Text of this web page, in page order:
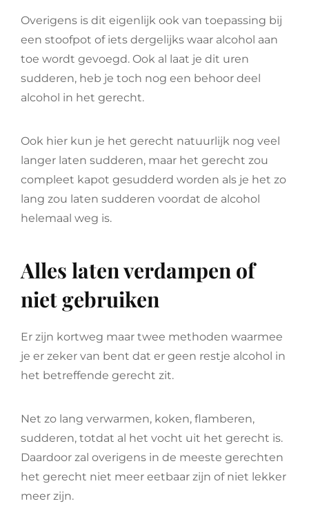
Overigens is dit eigenlijk ook van toepassing bij
een stoofpot of iets dergelijks waar alcohol aan
toe wordt gevoegd. Ook al laat je dit uren
sudderen, heb je toch nog een behoor deel
alcohol in het gerecht.
Ook hier kun je het gerecht natuurlijk nog veel
langer laten sudderen, maar het gerecht zou
compleet kapot gesudderd worden als je het zo
lang zou laten sudderen voordat de alcohol
helemaal weg is.
Alles laten verdampen of
niet gebruiken
Er zijn kortweg maar twee methoden waarmee
je er zeker van bent dat er geen restje alcohol in
het betreffende gerecht zit.
Net zo lang verwarmen, koken, flamberen,
sudderen, totdat al het vocht uit het gerecht is.
Daardoor zal overigens in de meeste gerechten
het gerecht niet meer eetbaar zijn of niet lekker
meer zijn.